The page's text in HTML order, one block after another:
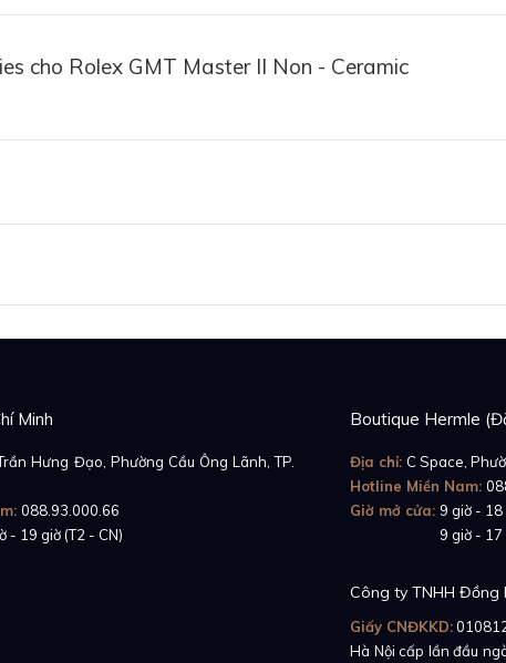
cho Rolex GMT Master II Non - Ceramic
Minh
Hưng Đạo, Phường Cầu Ông Lãnh, TP.
088.93.000.66
- 19 giờ (T2 - CN)
Boutique Hermle
Địa chỉ: C Space,
Hotline Miền Nam:
Giờ mở cửa: 9 giờ - 18
9 giờ - 17
Công ty TNHH Đồng
Giấy CNĐKKD:
Hà Nội cấp lần đầu